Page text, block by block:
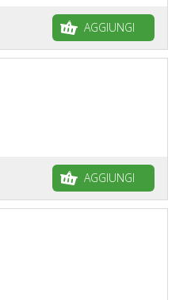
AGGIUNGI
AGGIUNGI